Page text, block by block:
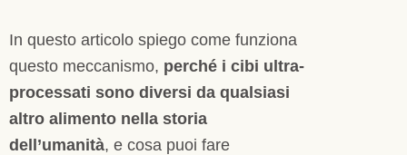
In questo articolo spiego come funziona
questo meccanismo, perché i cibi ultra-
processati sono diversi da qualsiasi
altro alimento nella storia
dell’umanità, e cosa puoi fare